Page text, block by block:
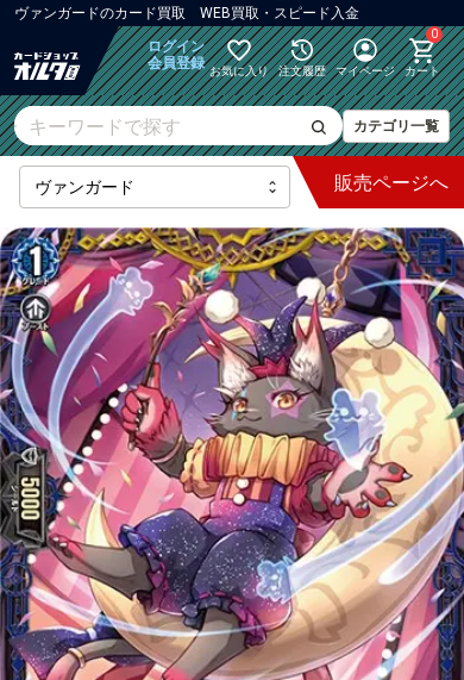
ヴァンガードのカード買取 WEB買取・スピード入金
ログイン
会員登録 お気に入り 注文履歴 マイページ
0
カート
カテゴリ一覧
最新弾
【DZ】ブースター
【DZ】その他ブースター
【DZ】デッキなど
【D】ブースター
【D】その他ブースター
販売ページへ